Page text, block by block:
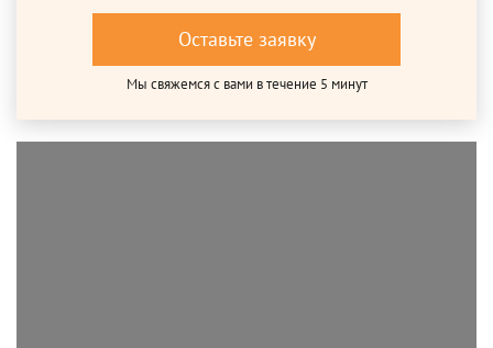
Оставьте заявку
Мы свяжемся с вами в течение 5 минут